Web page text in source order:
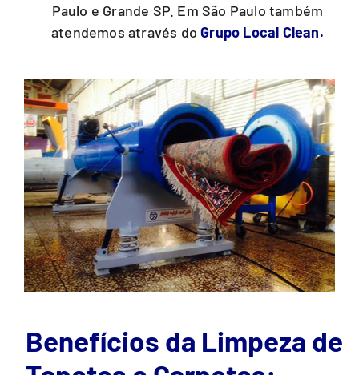
Paulo e Grande SP. Em São Paulo também
atendemos através doGrupo Local Clean.
Benefícios da Limpeza de